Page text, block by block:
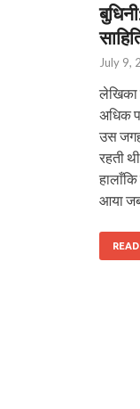
July 9,
लेखिका
अधिक
उस जगह
रहती
आया जब